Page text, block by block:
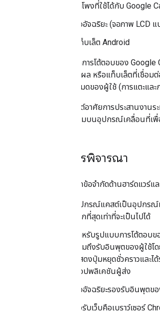
ลำโพงที่ใช้ได้กับ Google
จออัจฉริยะ (จอภาพ
แท็บเล็ต Android
ในโมเดลการโต้ตอบของ
จอแสดงผล หรือแท็บเล็ตที่เชื่อม
การทั้งหมดของผู้ใช้ (การแตะและ
การแคสต์อาศัยการประสานงา
คุณกดปุ่มบนอุปกรณ์เคลื่อนที่เพื่อ
ข้อควรพิจารณา
เนื่องจากข้อจำกัดด้านฮาร์ดแว
อุปกรณ์แคสต์เป็นอุปกรณ์
เล็กที่สุดเท่าที่จะเป็นไปได้
สำหรับรูปแบบการโต้ตอบ
รวมถึงรับอินพุตของผู้ใช้
แสดงปุ่มหยุดชั่วคราวและ
แอปพลิเคชันผู้ส่ง
จออัจฉริยะรองรับอินพุต
ตัวรับเว็บคือเบราว์เซอร์